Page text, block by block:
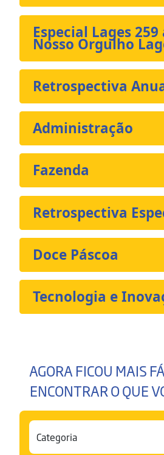
Especial Lages 259
Nosso Orgulho
Retrospectiva
Administração
Fazenda
Retrospectiva
Doce Páscoa
Tecnologia e
AGORA FICOU MAIS
ENCONTRAR O QUE